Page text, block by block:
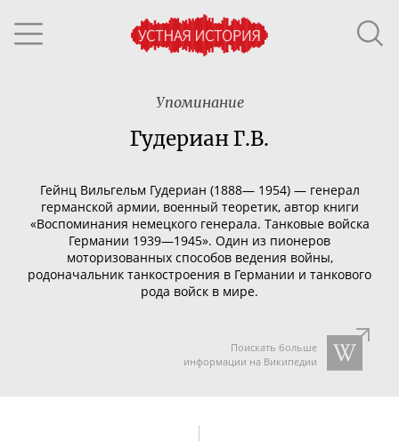
Упоминание
Гудериан Г.В.
Гейнц Вильгельм Гудериан (1888— 1954) — генерал
германской армии, военный теоретик, автор книги
«Воспоминания немецкого генерала. Танковые войска
Германии 1939—1945». Один из пионеров
моторизованных способов ведения войны,
родоначальник танкостроения в Германии и танкового
рода войск в мире.
Поискать больше
информации на Википедии